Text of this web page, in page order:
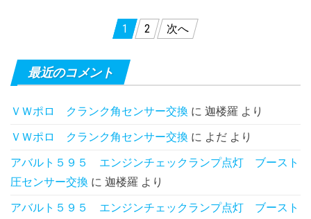
の
ー
ジ
送
り
1 2 次へ
最近のコメント
ＶＷポロ クランク角センサー交換 に 迦楼羅 より
ＶＷポロ クランク角センサー交換 に よだ より
アバルト５９５ エンジンチェックランプ点灯 ブースト
圧センサー交換 に 迦楼羅 より
アバルト５９５ エンジンチェックランプ点灯 ブースト